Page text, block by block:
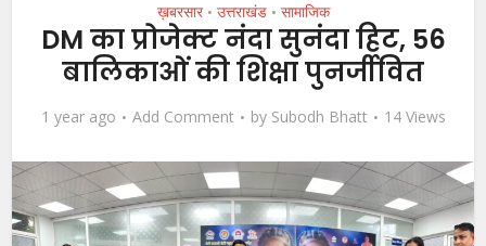
ख़बरसार • उत्तराखंड • सामाजिक
DM का प्रोजेक्ट नंदा सुनंदा हिट, 56
बालिकाओं की शिक्षा पुनर्जीवित
1 year ago Add Comment by Subodh Bhatt 14 Views